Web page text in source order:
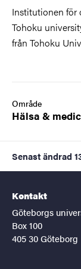
Institutionen för
Tohoku
från Tohoku
Område
Hälsa &
Senast ändrad
Kontakt
Göteborgs
Box 100
405 30 Göteborg